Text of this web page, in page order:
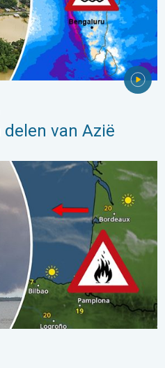
van Azië
Spanje en Frankrijk. . . vrijdag